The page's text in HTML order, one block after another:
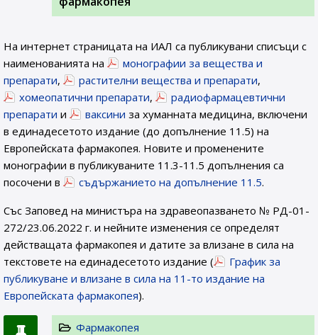
На интернет страницата на ИАЛ са публикувани списъци с
наименованията на
монографии за вещества и
препарати, растителни вещества и препарати,
хомеопатични препарати,
радиофармацевтични
препарати и ваксини за хуманната медицина, включени
в единадесетото издание (до допълнение 11.5) на
Европейската фармакопея. Новите и променените
монографии в публикуваните 11.3-11.5 допълнения са
посочени в
съдържанието на допълнение 11.5.
Със Заповед на министъра на здравеопазването № РД-01-
272/23.06.2022 г. и нейните изменения се определят
действащата фармакопея и датите за влизане в сила на
текстовете на единадесетото издание (
График за
публикуване и влизане в сила на 11-то издание на
Европейската фармакопея).
Фармакопея